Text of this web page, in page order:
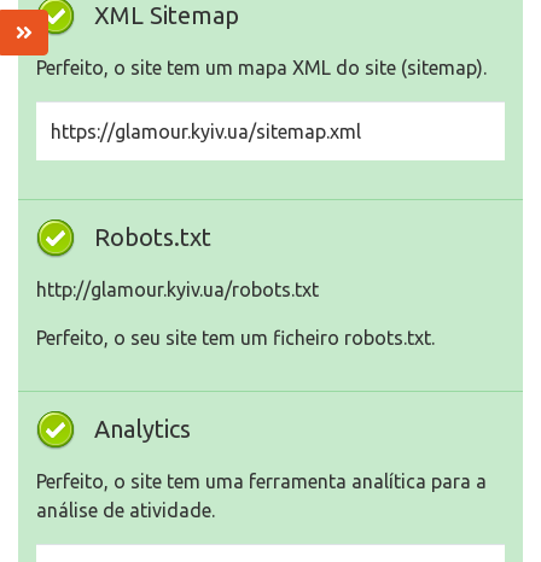
XML Sitemap
Perfeito, o site tem um mapa XML do site (sitemap).
https://glamour.kyiv.ua/sitemap.xml
Robots.txt
http://glamour.kyiv.ua/robots.txt
Perfeito, o seu site tem um ficheiro robots.txt.
Analytics
Perfeito, o site tem uma ferramenta analítica para a
análise de atividade.